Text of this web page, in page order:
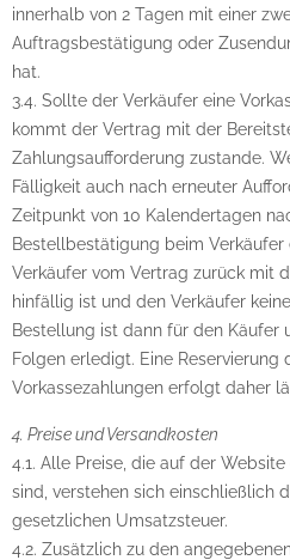
innerhalb von 2 Tagen mit einer
Auftragsbestätigung oder
hat.
3.4. Sollte der Verkäufer eine
kommt der Vertrag mit der
Zahlungsaufforderung zustande.
Fälligkeit auch nach erneuter
Zeitpunkt von 10 Kalendertagen
Bestellbestätigung beim
Verkäufer vom Vertrag zurück mit
hinfällig ist und den Verkäufer
Bestellung ist dann für den Käufer
Folgen erledigt. Eine Reservierung
Vorkassezahlungen erfolgt daher
4. Preise und Versandkosten
4.1. Alle Preise, die auf der
sind, verstehen sich einschließlich
gesetzlichen Umsatzsteuer.
4.2. Zusätzlich zu den